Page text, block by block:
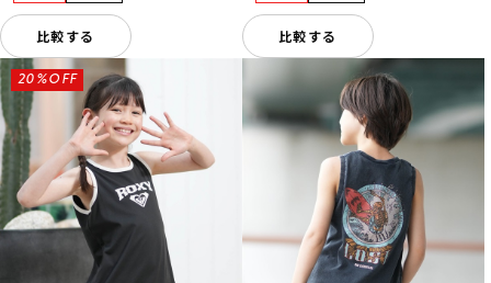
比較する 比較する
20%OFF